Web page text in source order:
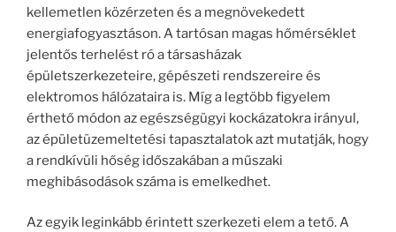
kellemetlen közérzeten és a megnövekedett
energiafogyasztáson. A tartósan magas hőmérséklet
jelentős terhelést ró a társasházak
épületszerkezeteire, gépészeti rendszereire és
elektromos hálózataira is. Míg a legtöbb figyelem
érthető módon az egészségügyi kockázatokra irányul,
az épületüzemeltetési tapasztalatok azt mutatják, hogy
a rendkívüli hőség időszakában a műszaki
meghibásodások száma is emelkedhet.
Az egyik leginkább érintett szerkezeti elem a tető. A